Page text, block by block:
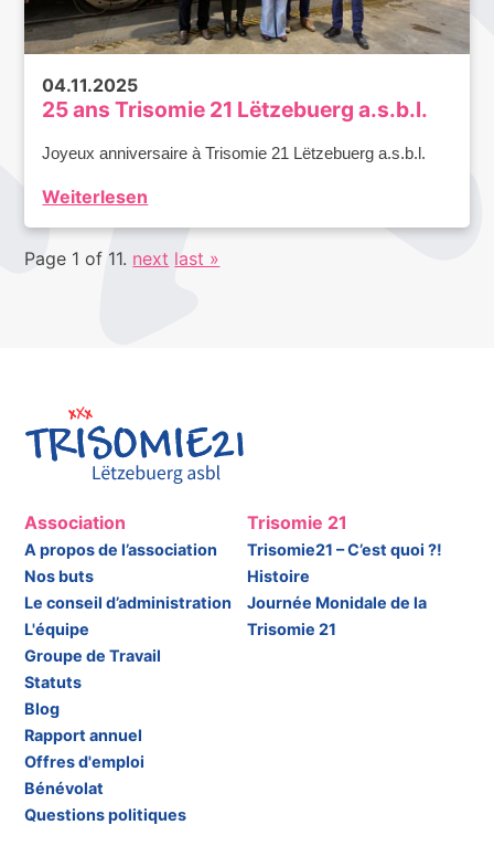
04.11.2025
25 ans Trisomie 21 Lëtzebuerg a.s.b.l.
Joyeux anniversaire à Trisomie 21 Lëtzebuerg a.s.b.l.
Weiterlesen
Page 1 of 11. next last »
Association
A propos de l’association
Nos buts
Le conseil d’administration
L'équipe
Groupe de Travail
Statuts
Blog
Rapport annuel
Offres d'emploi
Bénévolat
Questions politiques
Trisomie 21
Trisomie21 – C’est quoi ?!
Histoire
Journée Monidale de la
Trisomie 21